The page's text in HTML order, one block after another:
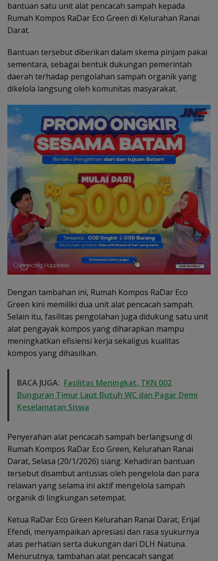
bantuan satu unit alat pencacah sampah kepada
Rumah Kompos RaDar Eco Green di Kelurahan Ranai
Darat.
Bantuan tersebut diberikan dalam skema pinjam pakai
sementara, sebagai bentuk dukungan pemerintah
daerah terhadap pengolahan sampah organik yang
dikelola langsung oleh komunitas masyarakat.
Dengan tambahan ini, Rumah Kompos RaDar Eco
Green kini memiliki dua unit alat pencacah sampah.
Selain itu, fasilitas pengolahan juga didukung satu unit
alat pengayak kompos yang diharapkan mampu
meningkatkan efisiensi kerja sekaligus kualitas
kompos yang dihasilkan.
BACA JUGA: Fasilitas Meningkat, TKN 002
Bunguran Timur Laut Butuh WC dan Pagar Demi
Keselamatan Siswa
Penyerahan alat pencacah sampah berlangsung di
Rumah Kompos RaDar Eco Green, Kelurahan Ranai
Darat, Selasa (20/1/2026) siang. Kehadiran bantuan
tersebut disambut antusias oleh pengelola dan para
relawan yang selama ini aktif mengelola sampah
organik di lingkungan setempat.
Ketua RaDar Eco Green Kelurahan Ranai Darat, Erijal
Efendi, menyampaikan apresiasi dan rasa syukurnya
atas perhatian serta dukungan dari DLH Natuna.
Menurutnya, tambahan alat pencacah sangat